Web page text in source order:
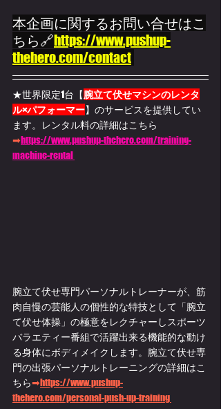
本企画に関するお問い合せはこ
ちら🔗https://www.pushup-
thehero.com/contact
★世界限定1台【腕立て伏せマシンのレンタ
ル×パフォーマー】のサービスを提供してい
ます。
レンタル料の詳細はこちら
➡https://www.pushup-thehero.com/training-
machine-rental
腕立て伏せ専門パーソナルトレーナーが、筋
肉自慢の芸能人の個性的な特技として「腕立
て伏せ体操」の極意をレクチャーしスポーツ
バラエティー番組で活躍出来る機能的な動け
る身体にボディメイクします。腕立て伏せ専
門の出張パーソナルトレーニングの詳細はこ
ちら➡https://www.pushup-
thehero.com/personal-push-up-training